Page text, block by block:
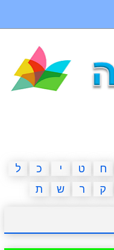
פוקימון גו מצא הבדלים
אשליות חדשות
ח ט י כ
ל
ק ר ש ת